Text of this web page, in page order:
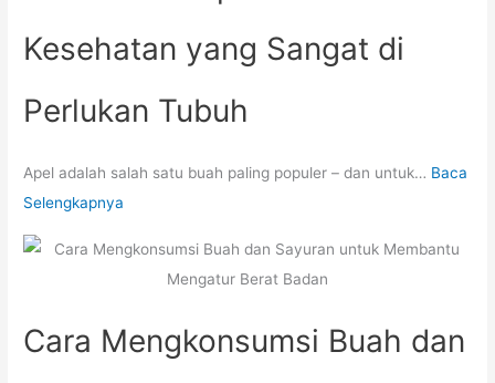
Kesehatan yang Sangat di
Perlukan Tubuh
Apel adalah salah satu buah paling populer – dan untuk… Baca
Selengkapnya
Cara Mengkonsumsi Buah dan